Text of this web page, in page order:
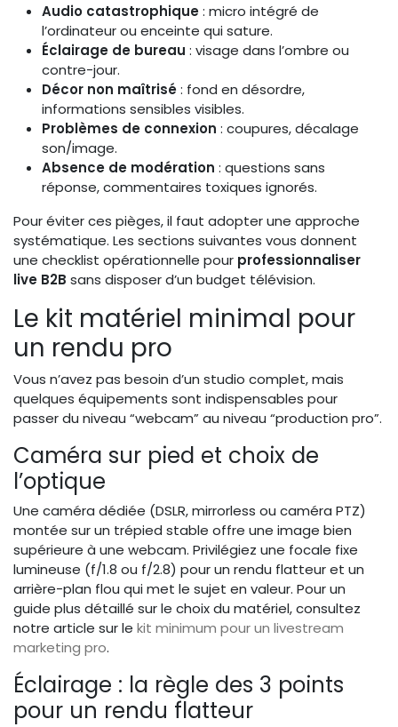
Audio catastrophique: micro intégré de
l’ordinateur ou enceinte qui sature.
Éclairage de bureau : visage dans l’ombre ou
contre-jour.
Décor non maîtrisé: fond en désordre,
informations sensibles visibles.
Problèmes de connexion : coupures, décalage
son/image.
Absence de modération : questions sans
réponse, commentaires toxiques ignorés.
Pour éviter ces pièges, il faut adopter une approche
systématique. Les sections suivantes vous donnent
une checklist opérationnelle pour professionnaliser
live B2B sans disposer d’un budget télévision.
Le kit matériel minimal pour
un rendu pro
Vous n’avez pas besoin d’un studio complet, mais
quelques équipements sont indispensables pour
passer du niveau “webcam” au niveau “production pro”.
Caméra sur pied et choix de
l’optique
Une caméra dédiée (DSLR, mirrorless ou caméra PTZ)
montée sur un trépied stable offre une image bien
supérieure à une webcam. Privilégiez une focale fixe
lumineuse (f/1.8 ou f/2.8) pour un rendu flatteur et un
arrière-plan flou qui met le sujet en valeur. Pour un
guide plus détaillé sur le choix du matériel, consultez
notre article sur le kit minimum pour un livestream
marketing pro.
Éclairage : la règle des 3 points
pour un rendu flatteur